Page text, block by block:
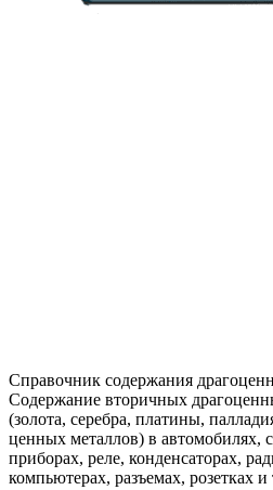
Справочник содержания
Содержание вторичных
(золота, серебра, платины,
ценных металлов) в автомобилях,
приборах, реле, конденсаторах,
компьютерах, разъемах, розетках и